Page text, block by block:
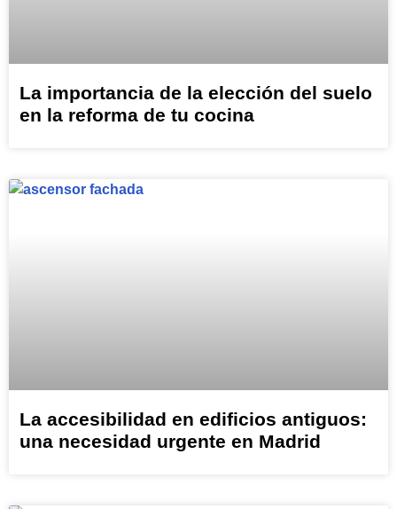
La importancia de la elección del suelo
en la reforma de tu cocina
La accesibilidad en edificios antiguos:
una necesidad urgente en Madrid